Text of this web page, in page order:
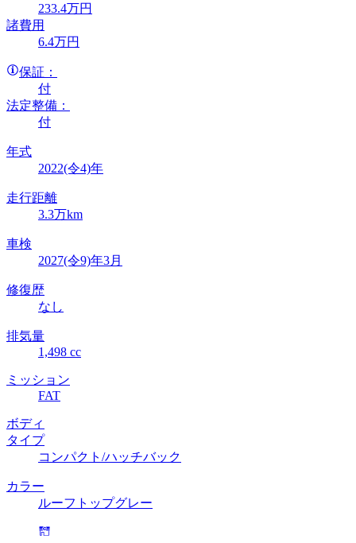
233.4万円
諸費用
6.4万円
保証：
付
法定整備：
付
年式
2022(令4)年
走行距離
3.3万km
車検
2027(令9)年3月
修復歴
なし
排気量
1,498 cc
ミッション
FAT
ボディ
タイプ
コンパクト/ハッチバック
カラー
ルーフトップグレー